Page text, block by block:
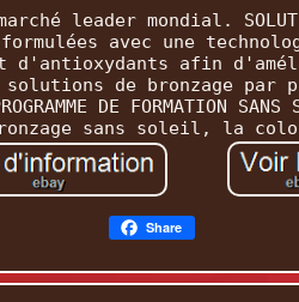
leader mondial.
avec une
d'antioxydants afin
solutions de bronzage par
DE FORMATION SANS
sans soleil, la
Share